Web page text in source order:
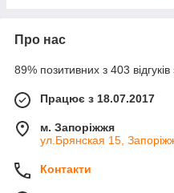
Про нас
89% позитивних з 403 відгуків
Працює з 18.07.2017
м. Запоріжжя
ул.Брянская 15,
Контакти